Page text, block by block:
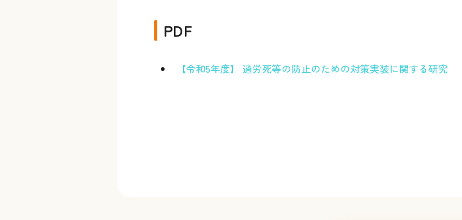
PDF
【令和5年度】 過労死等の防止のための対策実装に関する研究